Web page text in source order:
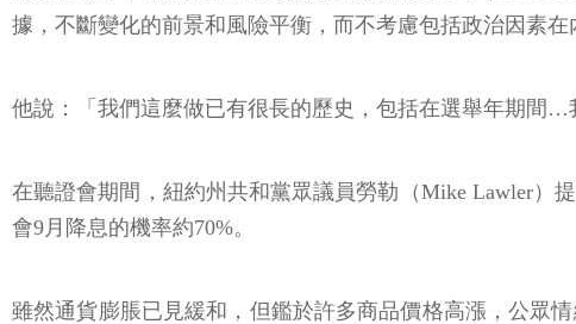
據，不斷變化的前景和風險平衡，而不考慮包括政治因素在
他說：「我們這麼做已有很長的歷史，包括在選舉年期間…
在聽證會期間，紐約州共和黨眾議員勞勒（Mike Lawler）
會9月降息的機率約70%。
雖然通貨膨脹已見緩和，但鑑於許多商品價格高漲，公眾